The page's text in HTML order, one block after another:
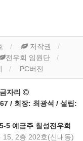
저작권
전우회 임원단
PC버전
자리
/ 회장: 최광석 / 설립:
5 예금주 칠성전우회
15, 2층 202호(신내동)